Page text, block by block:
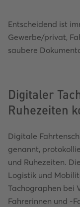
Entscheidend ist
Gewerbe/privat,
saubere
Digitaler
Ruhezeiten
Digitale
genannt,
und Ruhezeiten.
Logistik und
Tachographen bei
Fahrerinnen und -